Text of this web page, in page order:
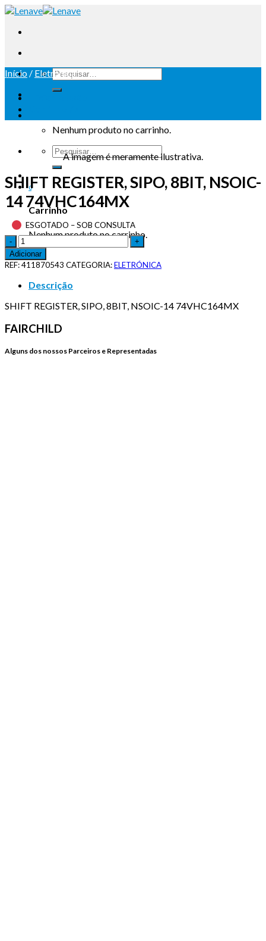
Nenhum produto no carrinho.
0
Carrinho
Nenhum produto no carrinho.
Início / Eletrónica
A imagem é meramente ilustrativa.
SHIFT REGISTER, SIPO, 8BIT, NSOIC-
14 74VHC164MX
ESGOTADO – SOB CONSULTA
Adicionar
REF:411870543 CATEGORIA:ELETRÓNICA
Descrição
SHIFT REGISTER, SIPO, 8BIT, NSOIC-14 74VHC164MX
FAIRCHILD
Alguns dos nossos Parceiros e Representadas